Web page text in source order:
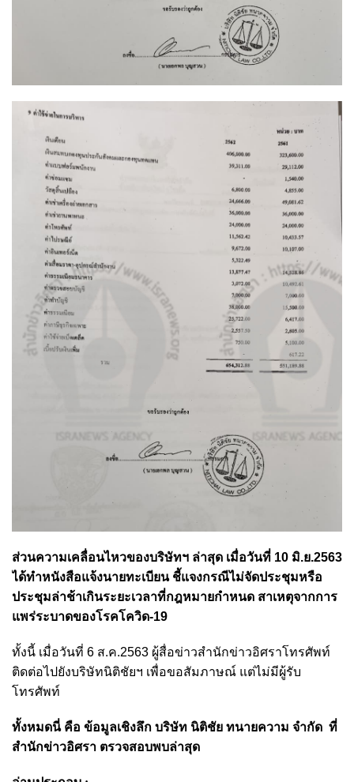
ส่วนความเคลื่อนไหวของบริษัทฯ ล่าสุด เมื่อวันที่ 10 มิ.ย.2563
ได้ทำหนังสือแจ้งนายทะเบียน ชี้แจงกรณีไม่จัดประชุมหรือ
ประชุมล่าช้าเกินระยะเวลาที่กฎหมายกำหนด สาเหตุจากการ
แพร่ระบาดของโรคโควิด-19
ทั้งนี้ เมื่อวันที่ 6 ส.ค.2563 ผู้สื่อข่าวสำนักข่าวอิศราโทรศัพท์
ติดต่อไปยังบริษัทนิติชัยฯ เพื่อขอสัมภาษณ์ แต่ไม่มีผู้รับ
โทรศัพท์
ทั้งหมดนี่ คือ ข้อมูลเชิงลึก บริษัท นิติชัย ทนายความ จำกัด ที่
สำนักข่าวอิศรา ตรวจสอบพบล่าสุด